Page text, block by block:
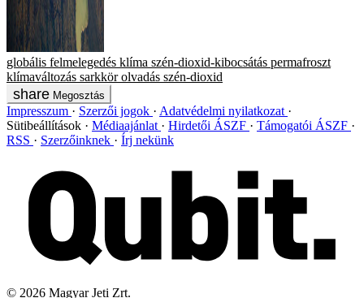
globális felmelegedés klíma szén-dioxid-kibocsátás permafroszt
klímaváltozás sarkkör olvadás szén-dioxid
Megosztás
Impresszum Szerzői jogok
Adatvédelmi nyilatkozat
Sütibeállítások
Médiaajánlat Hirdetői ÁSZF
Támogatói ÁSZF
RSS
Szerzőinknek Írj nekünk
© 2026 Magyar Jeti Zrt.